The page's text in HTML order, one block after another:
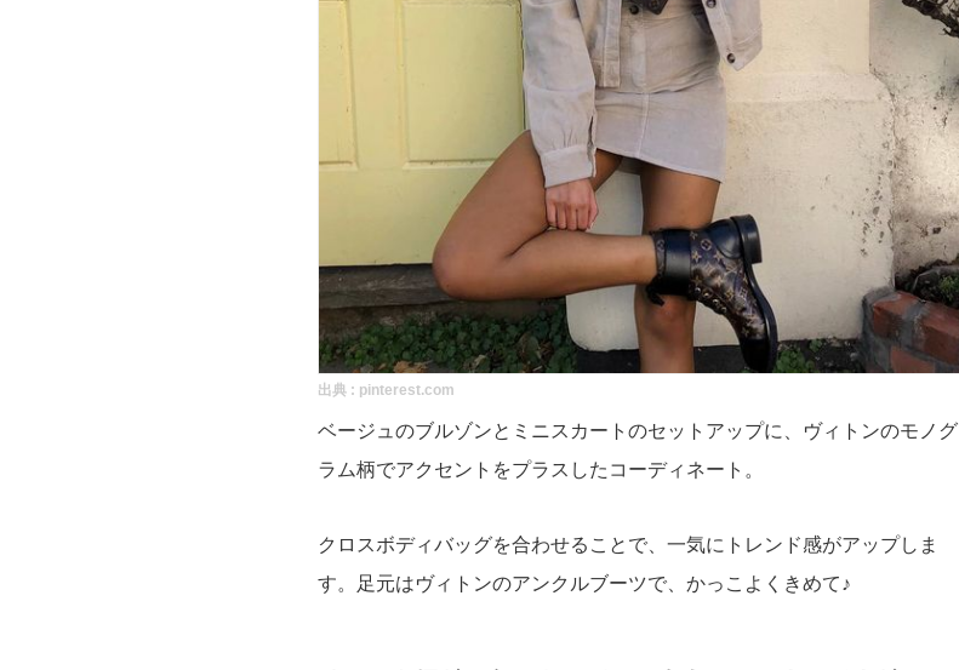
出典 : pinterest.com
ベージュのブルゾンとミニスカートのセットアップに、ヴィトンのモノグ
ラム柄でアクセントをプラスしたコーディネート。
クロスボディバッグを合わせることで、一気にトレンド感がアップしま
す。足元はヴィトンのアンクルブーツで、かっこよくきめて♪